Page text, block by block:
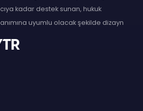
kadar destek sunan, hukuk
uyumlu olacak şekilde dizayn